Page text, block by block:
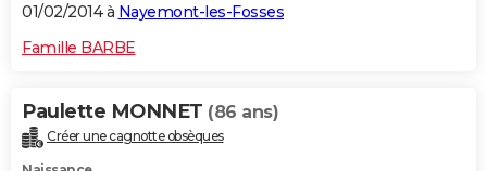
01/02/2014 à Nayemont-les-Fosses
Famille BARBE
Paulette MONNET (86 ans)
Créer une cagnotte obsèques